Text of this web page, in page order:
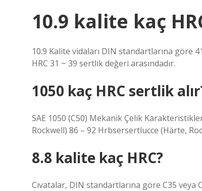
10.9 kalite kaç
10.9 Kalite vidaları DIN standartlarına göre
HRC 31 ~ 39 sertlik değeri arasındadır.
1050 kaç HRC sertlik
SAE 1050 (C50) Mekanik Çelik
Rockwell) 86 – 92 Hrbsersertlucce (Härte,
8.8 kalite kaç HRC?
Cıvatalar, DIN standartlarına göre C35